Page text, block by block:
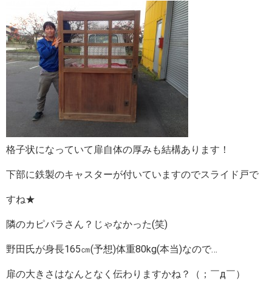
格子状になっていて扉自体の厚みも結構あります！
下部に鉄製のキャスターが付いていますのでスライド戸で
すね★
隣のカピバラさん？じゃなかった(笑)
野田氏が身長165㎝(予想)体重80kg(本当)なので…
扉の大きさはなんとなく伝わりますかね？（；￣д￣）